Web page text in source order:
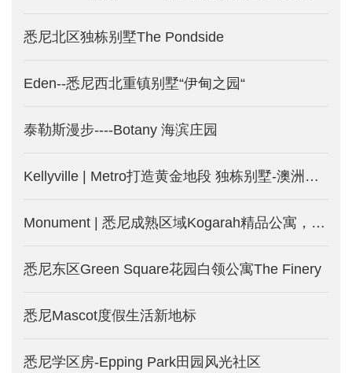
悉尼北区独栋别墅The Pondside
Eden--悉尼西北重镇别墅“伊甸之园“
泰勒斯漫步----Botany 海滨庄园
Kellyville | Metro打造黄金地段 独栋别墅-澳洲悉尼新楼盘
Monument | 悉尼成熟区域Kogarah精品公寓，两房仅75万澳币起！
悉尼东区Green Square花园白领公寓The Finery
悉尼Mascot度假生活新地标
悉尼学区房-Epping Park田园风光社区